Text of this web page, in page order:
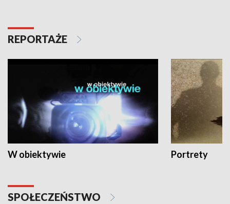
REPORTAŻE
W obiektywie Portrety
SPOŁECZEŃSTWO